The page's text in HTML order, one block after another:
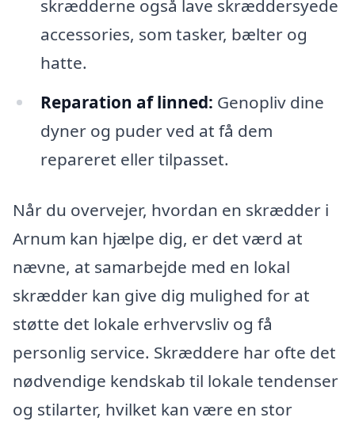
skrædderne også lave skræddersyede
accessories, som tasker, bælter og
hatte.
Reparation af linned: Genopliv dine
dyner og puder ved at få dem
repareret eller tilpasset.
Når du overvejer, hvordan en skrædder i
Arnum kan hjælpe dig, er det værd at
nævne, at samarbejde med en lokal
skrædder kan give dig mulighed for at
støtte det lokale erhvervsliv og få
personlig service. Skræddere har ofte det
nødvendige kendskab til lokale tendenser
og stilarter, hvilket kan være en stor